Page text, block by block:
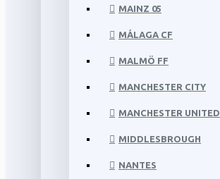
MAINZ 05
MÁLAGA CF
MALMÖ FF
MANCHESTER CITY
MANCHESTER UNITED
MIDDLESBROUGH
NANTES